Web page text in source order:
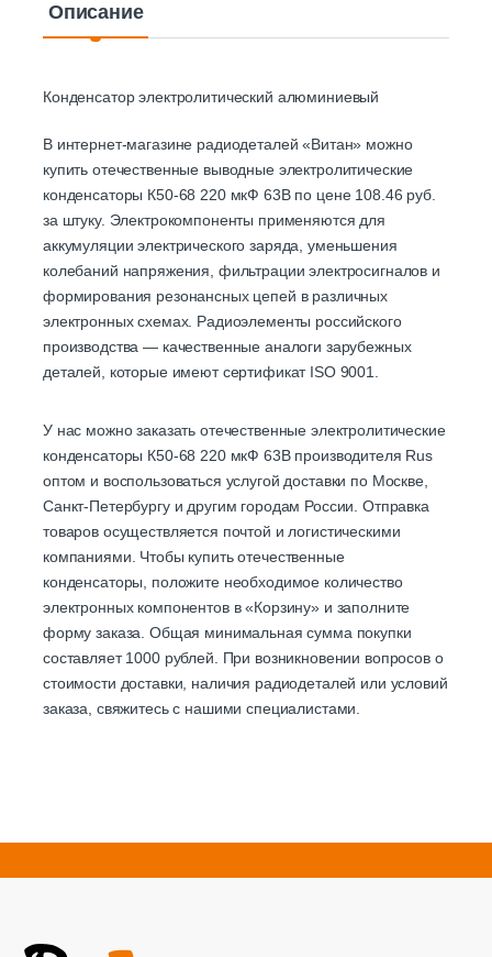
Описание
Конденсатор электролитический алюминиевый
В интернет-магазине радиодеталей «Витан» можно
купить отечественные выводные электролитические
конденсаторы К50-68 220 мкФ 63В по цене 108.46 руб.
за штуку. Электрокомпоненты применяются для
аккумуляции электрического заряда, уменьшения
колебаний напряжения, фильтрации электросигналов и
формирования резонансных цепей в различных
электронных схемах. Радиоэлементы российского
производства — качественные аналоги зарубежных
деталей, которые имеют сертификат ISO 9001.
У нас можно заказать отечественные электролитические
конденсаторы К50-68 220 мкФ 63В производителя Rus
оптом и воспользоваться услугой доставки по Москве,
Санкт-Петербургу и другим городам России. Отправка
товаров осуществляется почтой и логистическими
компаниями. Чтобы купить отечественные
конденсаторы, положите необходимое количество
электронных компонентов в «Корзину» и заполните
форму заказа. Общая минимальная сумма покупки
составляет 1000 рублей. При возникновении вопросов о
стоимости доставки, наличия радиодеталей или условий
заказа, свяжитесь с нашими специалистами.